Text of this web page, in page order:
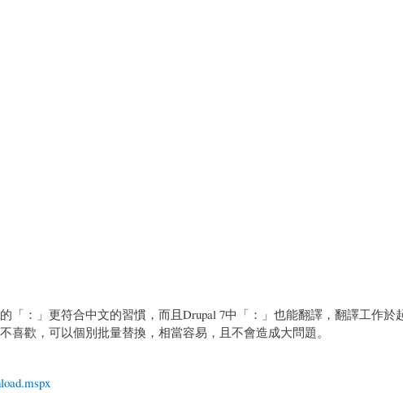
「：」更符合中文的習慣，而且Drupal 7中「：」也能翻譯，翻譯工作於
喜歡，可以個別批量替換，相當容易，且不會造成大問題。